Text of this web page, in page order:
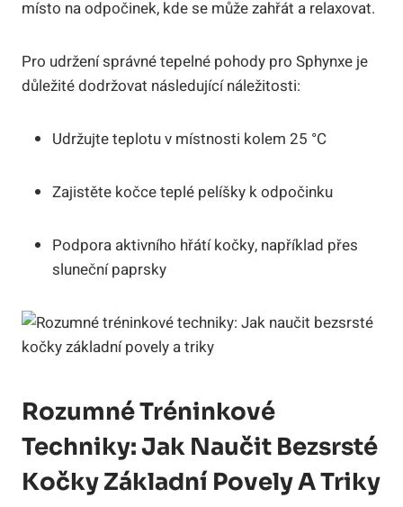
místo na odpočinek, kde se může zahřát a relaxovat.
Pro udržení správné tepelné pohody pro Sphynxe je
důležité dodržovat následující náležitosti:
Udržujte teplotu v místnosti kolem 25 °C
Zajistěte kočce teplé pelíšky k odpočinku
Podpora aktivního hřátí kočky, například přes
sluneční paprsky
Rozumné Tréninkové
Techniky: Jak Naučit Bezsrsté
Kočky Základní Povely A Triky